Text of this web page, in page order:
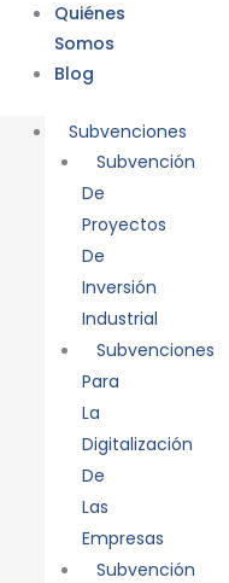
Quiénes
Somos
Blog
Subvenciones
Subvención
De
Proyectos
De
Inversión
Industrial
Subvenciones
Para
La
Digitalización
De
Las
Empresas
Subvención